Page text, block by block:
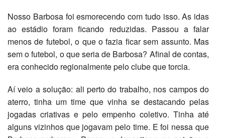
Nosso Barbosa foi esmorecendo com tudo isso. As idas
ao estádio foram ficando reduzidas. Passou a falar
menos de futebol, o que o fazia ficar sem assunto. Mas
sem o futebol, o que seria de Barbosa? Afinal de contas,
era conhecido regionalmente pelo clube que torcia.
Aí veio a solução: ali perto do trabalho, nos campos do
aterro, tinha um time que vinha se destacando pelas
jogadas criativas e pelo empenho coletivo. Tinha até
alguns vizinhos que jogavam pelo time. E foi nessa que